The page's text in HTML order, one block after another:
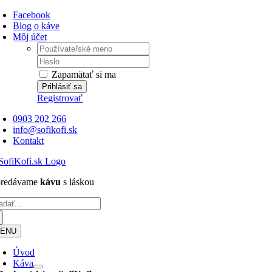
Skip
to
content
Facebook
Blog o káve
Môj účet
Username:
Password:
Zapamätať si ma
Registrovať
0903 202 266
info@sofikofi.sk
Kontakt
kávu s láskou
Úvod
Káva